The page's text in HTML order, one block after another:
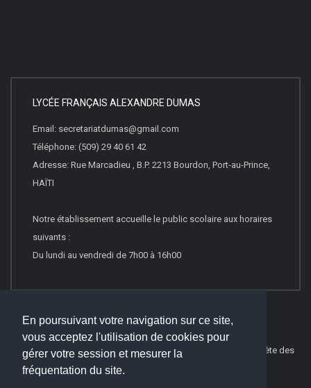
En poursuivant votre navigation sur ce site,
vous acceptez l'utilisation de cookies pour
gérer votre session et mesurer la
fréquentation du site.
LYCÉE FRANÇAIS ALEXANDRE DUMAS
Email: secretariatdumas@gmail.com
Téléphone: (509) 29 40 61 42
Adresse: Rue Marcadieu , B.P. 2213 Bourdon, Port-au-Prince,
HAÏTI
Notre établissement accueille le public scolaire aux horaires
suivants :
Du lundi au vendredi de 7h00 à 16h00
© 2016 Websco Innovations -Mentions Légales
Liste Complète des